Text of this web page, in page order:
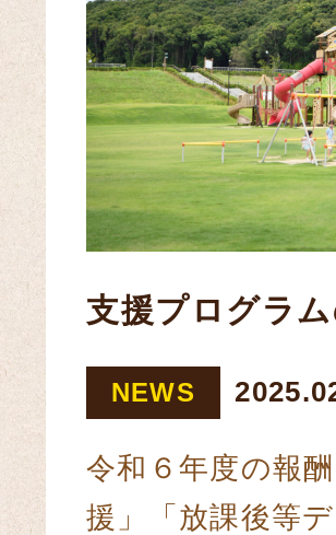
支援プログラ
NEWS
令和６年度の報
援」「放課後等